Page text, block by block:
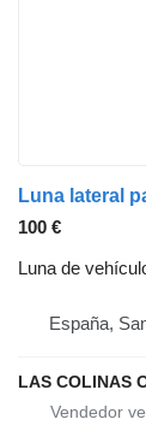
100 €
Luna de
España,
LAS COLINAS